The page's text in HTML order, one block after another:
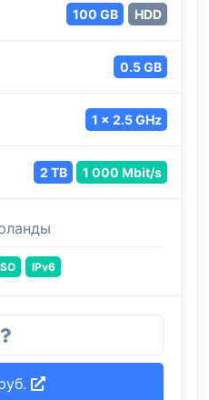
100 GB HDD
0.5 GB
1 x 2.5 GHz
2 TB 1 000 Mbit/s
IPv6